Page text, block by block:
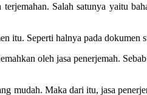
Salah satunya yaitu
itu. Seperti halnya pada dokumen
oleh jasa penerjemah.
mudah. Maka dari itu, jasa